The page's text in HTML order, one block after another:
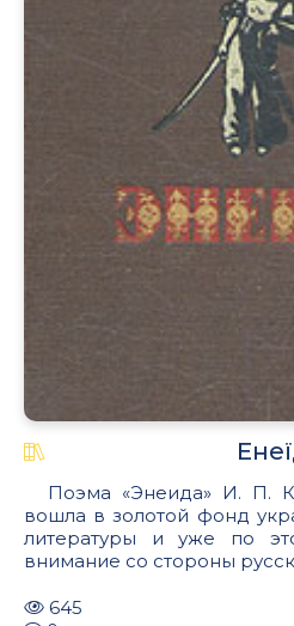
Поэма «Энеида» И. П.
вошла в золотой фонд
литературы и уже по
внимание со стороны
645